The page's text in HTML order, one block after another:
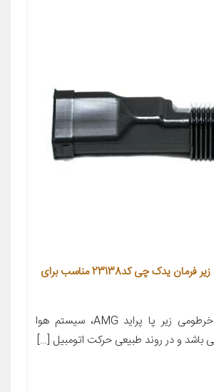
خرطومی هواکش زیر فرمان یدک چی کد23138 مناسب برای
معرفی محصول خرطومی زیر پا پراید AMG، سیستم هوا
باشد و در روند طبیعی حرکت اتومبیل […]